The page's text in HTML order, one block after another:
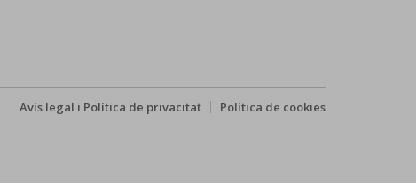
Política de cookies
Avís legal i Política de privacitat